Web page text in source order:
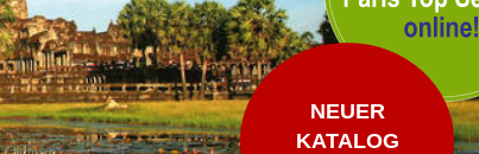
NEUER
KATALOG